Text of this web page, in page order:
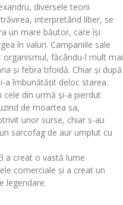
diversele teorii
interpretând liber, se
un mare băutor, care își
în valuri. Campaniile sale
făcându-l mult mai
și febra tifoidă. Chiar și după
a îmbunătățit deloc starea.
cele din urmă și-a pierdut
de moartea sa,
unor surse, chiar s-au
sarcofag de aur umplut cu
a creat o vastă lume
comerciale și a creat un
legendare.